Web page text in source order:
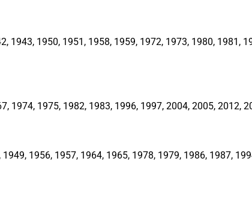
1950, 1951, 1958, 1959, 1972, 1973, 1980, 1981,
1974, 1975, 1982, 1983, 1996, 1997, 2004, 2005, 2012,
1956, 1957, 1964, 1965, 1978, 1979, 1986, 1987,